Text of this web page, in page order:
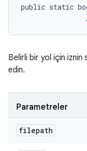
public static
Belirli bir yol için iznin
edin.
Parametreler
filepath